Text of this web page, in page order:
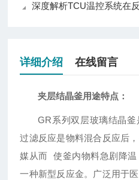
深度解析TCU温控系统在
详细介绍 在线留言
夹层结晶釜用途特点：
GR系列双层玻璃结晶
过滤反应是物料混合反应后
媒从而 使釜内物料急剧降
一种新型反应金。广泛用于